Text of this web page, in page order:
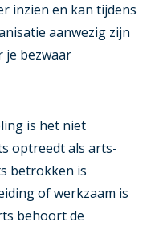
inzien en kan tijdens
aanwezig zijn
je bezwaar
is het niet
optreedt als arts-
betrokken is
of werkzaam is
behoort de